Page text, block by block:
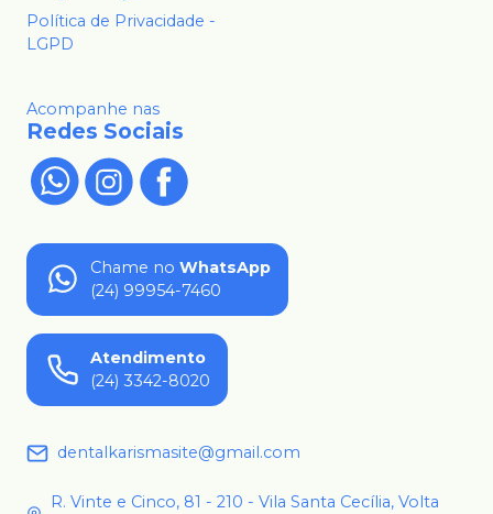
Política de Privacidade -
LGPD
Acompanhe nas
Redes Sociais
Chame no WhatsApp
(24) 99954-7460
Atendimento
(24) 3342-8020
dentalkarismasite@gmail.com
R. Vinte e Cinco, 81 - 210 - Vila Santa Cecília, Volta